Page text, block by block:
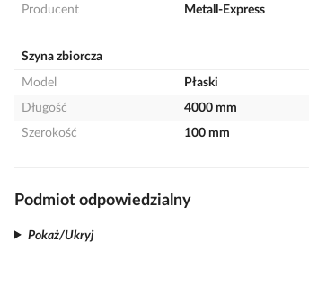
Producent Metall-Express
Szyna zbiorcza
Model
Płaski
Długość
4000 mm
Szerokość
100 mm
Podmiot odpowiedzialny
Pokaż/Ukryj